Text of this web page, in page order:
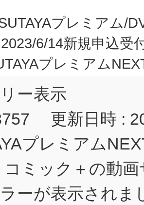
プレミアム/
6/14新規申込受
プレミアム
ー表示
更新日時 :
プレミアム
コミック＋の動
ーが表示されま